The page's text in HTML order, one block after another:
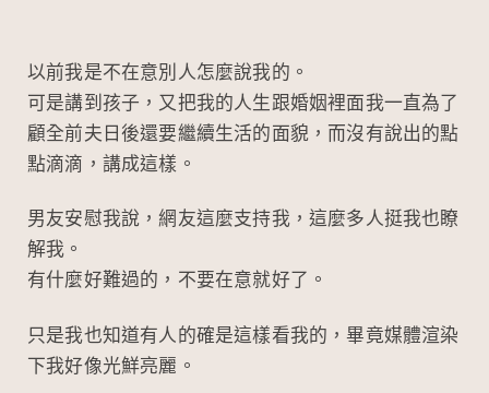
以前我是不在意別人怎麼說我的。
可是講到孩子，又把我的人生跟婚姻裡面我一直為了
顧全前夫日後還要繼續生活的面貌，而沒有說出的點
點滴滴，講成這樣。
男友安慰我說，網友這麼支持我，這麼多人挺我也瞭
解我。
有什麼好難過的，不要在意就好了。
只是我也知道有人的確是這樣看我的，畢竟媒體渲染
下我好像光鮮亮麗。